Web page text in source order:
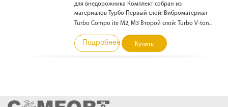
для внедорожника Комплект собран из
материалов Турбо Первый слой: Виброматериал
Turbo Compo ite M2, М3 Второй слой: Turbo V-ton...
Подробнее Купить